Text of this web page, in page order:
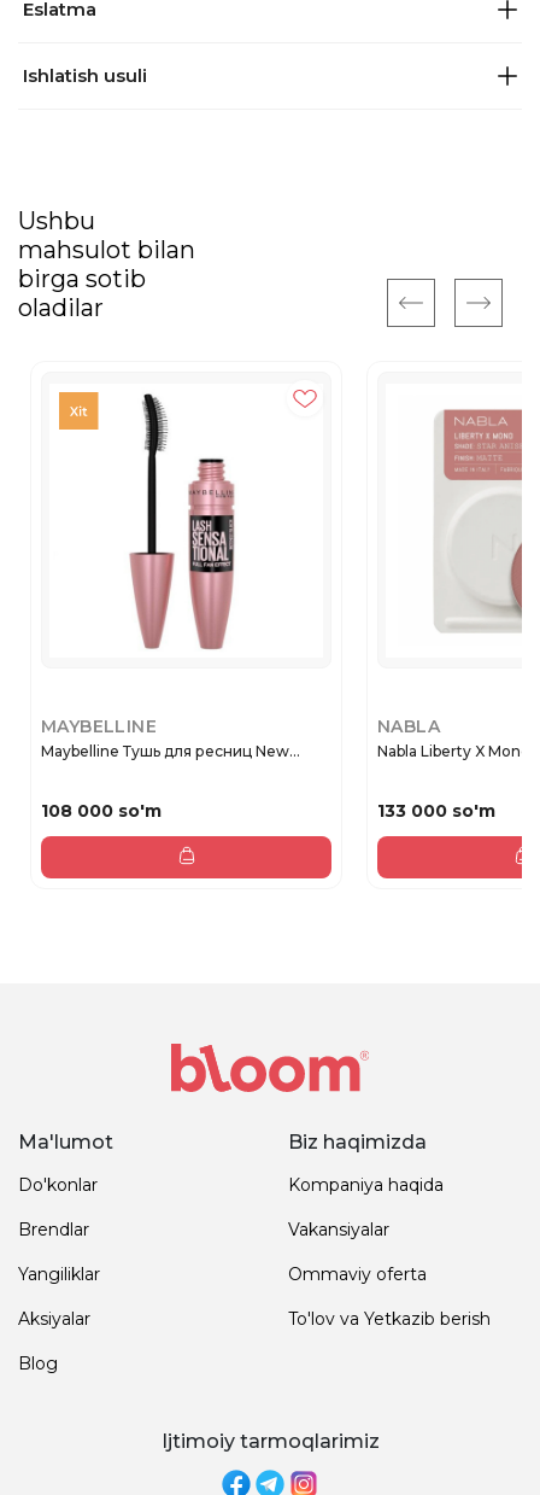
Eslatma
Ishlatish usuli
Ushbu
mahsulot bilan
birga sotib
oladilar
MAYBELLINE
Maybelline Тушь для ресниц New...
108 000 so'm
NABLA
Nabla Liberty X Mono
133 000 so'm
Ma'lumot
Do'konlar
Brendlar
Yangiliklar
Aksiyalar
Blog
Biz haqimizda
Kompaniya haqida
Vakansiyalar
Ommaviy oferta
To'lov va Yetkazib berish
Ijtimoiy tarmoqlarimiz